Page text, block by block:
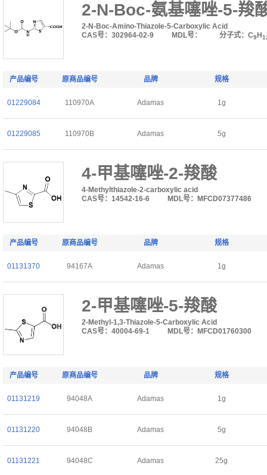
2-N-Boc-氨基噻唑-5-羧
2-N-Boc-Amino-Thiazole-5-Carboxylic Acid
CAS号：302964-02-9
MDL号： 分子式：C9 H
产品编号 原商品编号 品牌 规格
01229084 110970A Adamas 1g
01229085 110970B Adamas 5g
4-甲基噻唑-2-羧酸
4-Methylthiazole-2-carboxylic acid
CAS号：14542-16-6
MDL号：MFCD07377486
产品编号 原商品编号 品牌 规格
01131370 94167A Adamas 1g
2-甲基噻唑-5-羧酸
2-Methyl-1,3-Thiazole-5-Carboxylic Acid
CAS号：40004-69-1
MDL号：MFCD01760300
产品编号 原商品编号 品牌 规格
01131219 94048A Adamas 1g
01131220 94048B Adamas 5g
01131221 94048C Adamas 25g